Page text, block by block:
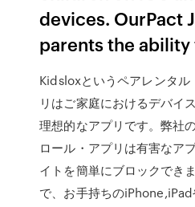
devices. OurPact
parents the ability
‎Kidsloxというペアレンタル
リはご家庭におけるデバイ
理想的なアプリです。弊社
ロール・アプリは有害なア
イトを簡単にブロックでき
で、お手持ちの